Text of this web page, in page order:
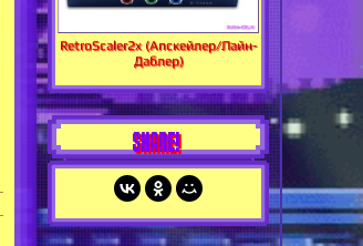
RetroScaler2x (Апскейлер/Лайн-
Даблер)
SHARE!